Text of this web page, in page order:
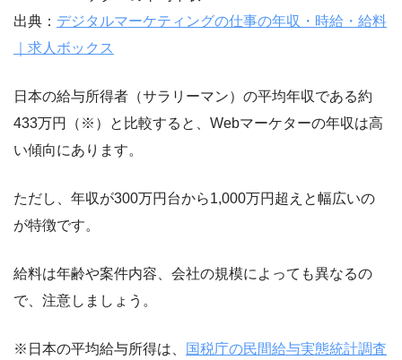
出典： デジタルマーケティングの仕事の年収・時給・給料
｜求人ボックス
日本の給与所得者（サラリーマン）の平均年収である約
433万円（※）と比較すると、Webマーケターの年収は高
い傾向にあります。
ただし、年収が300万円台から1,000万円超えと幅広いの
が特徴です。
給料は年齢や案件内容、会社の規模によっても異なるの
で、注意しましょう。
※日本の平均給与所得は、
国税庁の民間給与実態統計調査